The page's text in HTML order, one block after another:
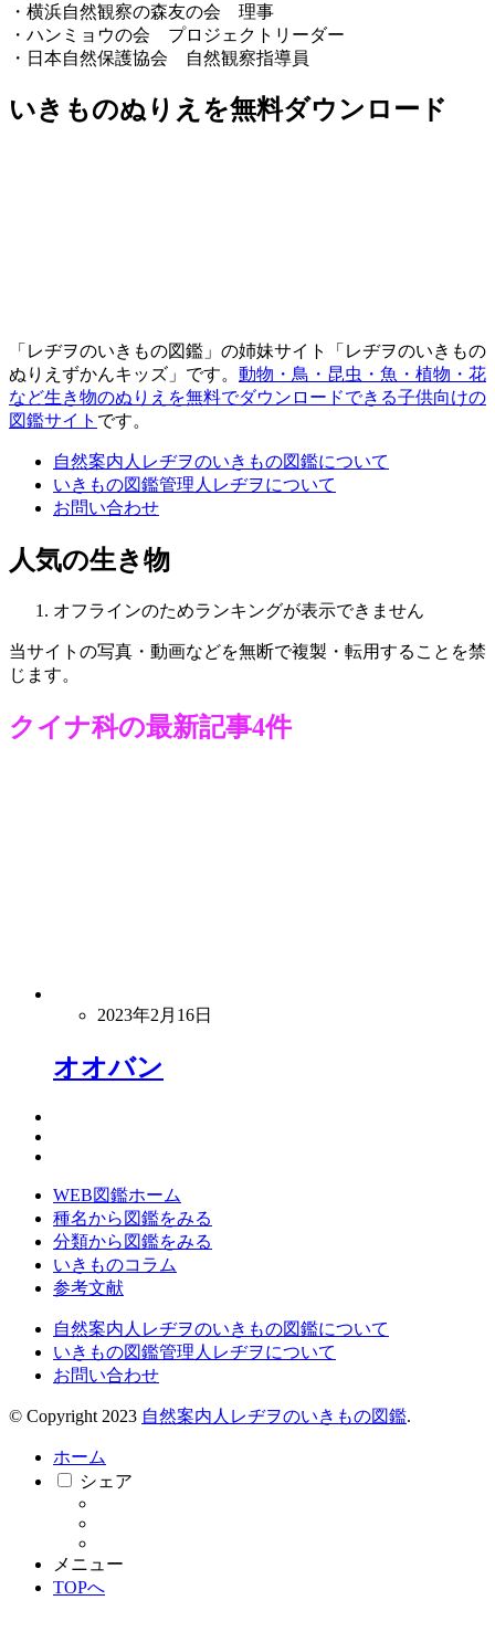
・横浜自然観察の森友の会 理事
・ハンミョウの会 プロジェクトリーダー
・日本自然保護協会 自然観察指導員
いきものぬりえを無料ダウンロード
「レヂヲのいきもの図鑑」の姉妹サイト「レヂヲのいきもの
ぬりえずかんキッズ」です。 動物・鳥・昆虫・魚・植物・花
など生き物のぬりえを無料でダウンロードできる子供向けの
図鑑サイト です。
自然案内人レヂヲのいきもの図鑑について
いきもの図鑑管理人レヂヲについて
お問い合わせ
人気の生き物
オフラインのためランキングが表示できません
当サイトの写真・動画などを無断で複製・転用することを禁
じます。
クイナ科の最新記事4件
2023年2月16日
オオバン
WEB図鑑ホーム
種名から図鑑をみる
分類から図鑑をみる
いきものコラム
参考文献
自然案内人レヂヲのいきもの図鑑について
いきもの図鑑管理人レヂヲについて
お問い合わせ
© Copyright 2023 自然案内人レヂヲのいきもの図鑑.
ホーム
シェア
メニュー
TOPへ